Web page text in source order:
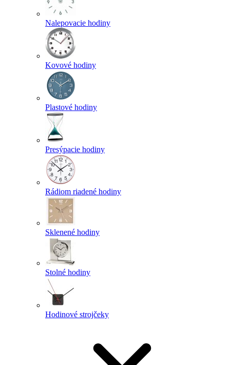
Nalepovacie hodiny
Kovové hodiny
Plastové hodiny
Presýpacie hodiny
Rádiom riadené hodiny
Sklenené hodiny
Stolné hodiny
Hodinové strojčeky